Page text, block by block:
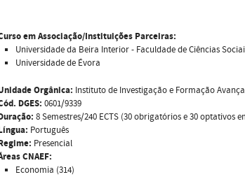
em Associação/Instituições Parceiras:
Universidade da Beira Interior - Faculdade de Ciências
Universidade de Évora
Orgânica: Instituto de Investigação e Formação
DGES: 0601/9339
8 Semestres/240 ECTS (30 obrigatórios e 30 optativos
Português
Presencial
CNAEF:
Economia (314)